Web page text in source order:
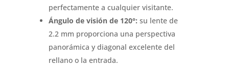
perfectamente a cualquier visitante.
Ángulo de visión de 120°: su lente de
2.2 mm proporciona una perspectiva
panorámica y diagonal excelente del
rellano o la entrada.